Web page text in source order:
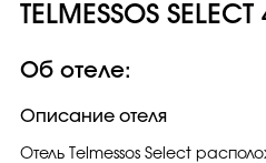
TELMESSOS SELECT
Об отеле:
Описание отеля
Отель Telmessos Select